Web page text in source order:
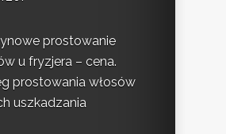
prostowanie
u fryzjera – cena.
prostowania włosów
uszkadzania